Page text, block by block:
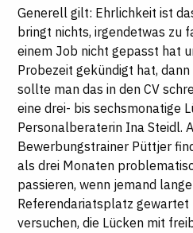
Generell gilt: Ehrlichkeit ist
bringt nichts, irgendetwas zu
einem Job nicht gepasst hat
Probezeit gekündigt hat,
sollte man das in den CV
eine drei- bis sechsmonatige
Personalberaterin Ina Steidl.
Bewerbungstrainer Püttjer
als drei Monaten
passieren, wenn jemand
Referendariatsplatz gewartet
versuchen, die Lücken mit